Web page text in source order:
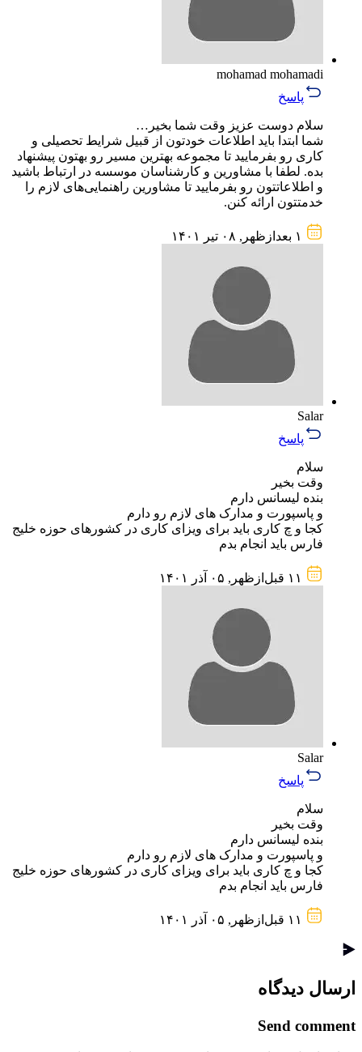
mohamad mohamadi
پاسخ
سلام دوست عزیز وقت شما بخیر…
شما ابتدا باید اطلاعات خودتون از قبیل شرایط تحصیلی و
کاری رو بفرمایید تا مجموعه بهترین مسیر رو بهتون پیشنهاد
بده. لطفا با مشاورین و کارشناسان موسسه در ارتباط باشید
و اطلاعاتتون رو بفرمایید تا مشاورین راهنمایی‌های لازم را
خدمتتون ارائه کنن.
Salar
پاسخ
سلام
وقت بخیر
بنده لیسانس دارم
و پاسپورت و مدارک های لازم رو دارم
کجا و چ کاری باید برای ویزای کاری در کشورهای حوزه خلیج
فارس باید انجام بدم
Salar
پاسخ
سلام
وقت بخیر
بنده لیسانس دارم
و پاسپورت و مدارک های لازم رو دارم
کجا و چ کاری باید برای ویزای کاری در کشورهای حوزه خلیج
فارس باید انجام بدم
ارسال دیدگاه
Send comment